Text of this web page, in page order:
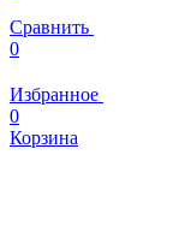
Сравнить
0
Избранное
0
Корзина